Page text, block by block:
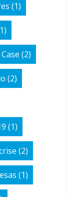
(1)
Case (2)
(2)
(1)
(2)
(1)